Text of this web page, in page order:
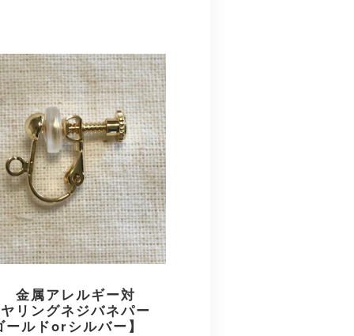
金属アレルギー対
リングネジバネパー
ールドorシルバー】